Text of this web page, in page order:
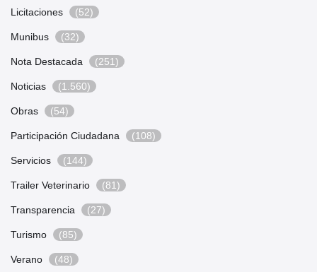
Licitaciones (52)
Munibus (32)
Nota Destacada (251)
Noticias (1.560)
Obras (54)
Participación Ciudadana (108)
Servicios (144)
Trailer Veterinario (81)
Transparencia (27)
Turismo (85)
Verano (48)